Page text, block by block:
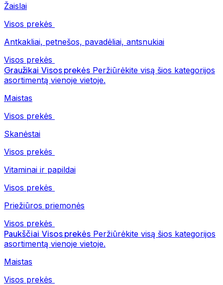
Žaislai
Visos prekės
Antkakliai, petnešos, pavadėliai, antsnukiai
Visos prekės
Graužikai Visos prekės Peržiūrėkite visą šios kategorijos
asortimentą vienoje vietoje.
Maistas
Visos prekės
Skanėstai
Visos prekės
Vitaminai ir papildai
Visos prekės
Priežiūros priemonės
Visos prekės
Paukščiai Visos prekės Peržiūrėkite visą šios kategorijos
asortimentą vienoje vietoje.
Maistas
Visos prekės